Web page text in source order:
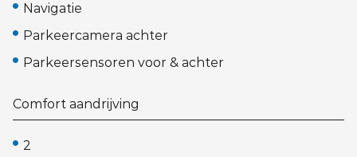
Navigatie
Parkeercamera achter
Parkeersensoren voor & achter
Comfort aandrijving
2